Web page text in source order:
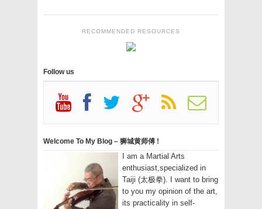
RECOMMENDED RESOURCES
Follow us
Welcome To My Blog – 狮城黄师傅 !
I am a Martial Arts
enthusiast,specialized in
Taiji (太极拳). I want to bring
to you my opinion of the art,
its practicality in self-